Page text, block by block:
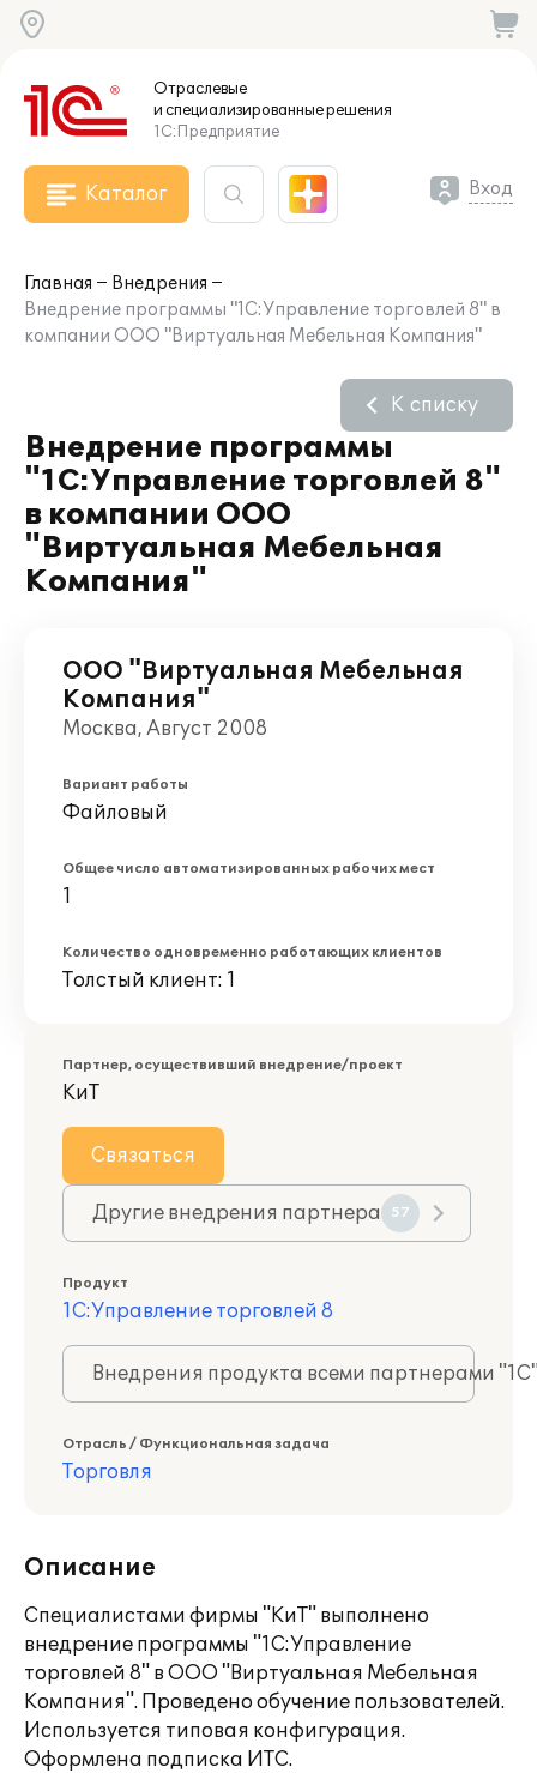
Отраслевые
и специализированныерешения
1С:Предприятие
Каталог Вход
Главная
Внедрения
Внедрение программы "1С:Управление торговлей 8" в
компании ООО "Виртуальная Мебельная Компания"
Внедрение программы
"1С:Управление торговлей 8"
в компании ООО
"Виртуальная Мебельная
Компания"
К списку
ООО "Виртуальная Мебельная
Компания"
Москва, Август 2008
Вариант работы
Файловый
Общее число автоматизированных рабочих мест
1
Количество одновременно работающих клиентов
Толстый клиент: 1
Партнер, осуществивший внедрение/проект
КиТ
Связаться
Другие внедрения партнера 57
Продукт
1С:Управление торговлей 8
Внедрения продукта всеми партнерами
Отрасль / Функциональная задача
Торговля
Описание
Специалистами фирмы "КиТ" выполнено
внедрение программы "1С:Управление
торговлей 8" в ООО "Виртуальная Мебельная
Компания". Проведено обучение пользователей.
Используется типовая конфигурация.
Оформлена подписка ИТС.